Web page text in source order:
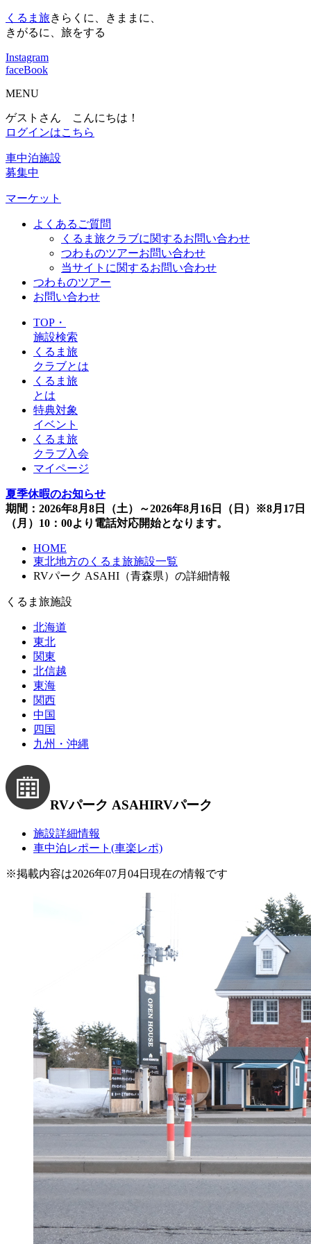
くるま旅きらくに、きままに、
きがるに、旅をする
Instagram
faceBook
MENU
ゲストさん こんにちは！
ログインはこちら
車中泊施設
募集中
マーケット
よくあるご質問
くるま旅クラブに関するお問い合わせ
つわものツアーお問い合わせ
当サイトに関するお問い合わせ
つわものツアー
お問い合わせ
TOP・
施設検索
くるま旅
クラブとは
くるま旅
とは
特典対象
イベント
くるま旅
クラブ入会
マイページ
夏季休暇のお知らせ
期間：2026年8月8日（土）～2026年8月16日（日）※8月17日
（月）10：00より電話対応開始となります。
HOME
東北地方のくるま旅施設一覧
RVパーク ASAHI（青森県）の詳細情報
くるま旅施設
北海道
東北
関東
北信越
東海
関西
中国
四国
九州・沖縄
RVパーク ASAHIRVパーク
施設詳細情報
車中泊レポート(車楽レポ)
※掲載内容は2026年07月04日現在の情報です